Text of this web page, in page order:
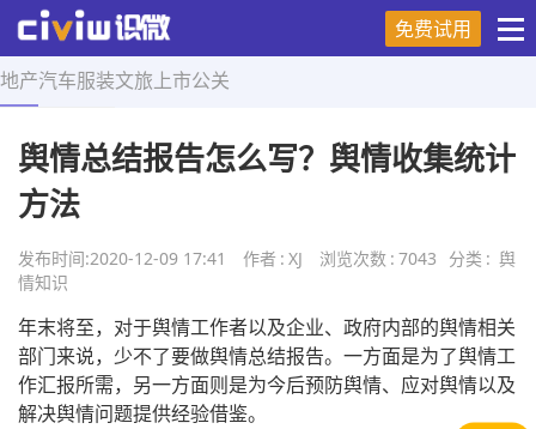
免费试用
地产汽车服装文旅 上市公关
首页 > 舆情知识 > 正文
舆情总结报告怎么写？舆情收集统计
方法
发布时间:2020-12-09 17:41 作者 : XJ 浏览次数 : 7043 分类 : 舆
情知识
年末将至，对于舆情工作者以及企业、政府内部的舆情相关
部门来说，少不了要做舆情总结报告。一方面是为了舆情工
作汇报所需，另一方面则是为今后预防舆情、应对舆情以及
解决舆情问题提供经验借鉴。